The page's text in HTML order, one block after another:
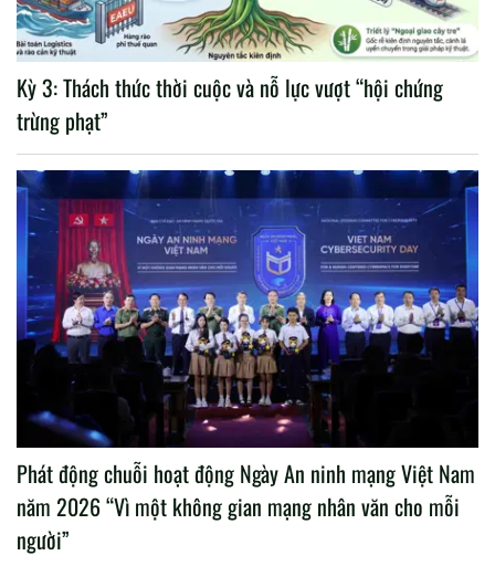
Kỳ 3: Thách thức thời cuộc và nỗ lực vượt “hội chứng
trừng phạt”
Phát động chuỗi hoạt động Ngày An ninh mạng Việt Nam
năm 2026 “Vì một không gian mạng nhân văn cho mỗi
người”